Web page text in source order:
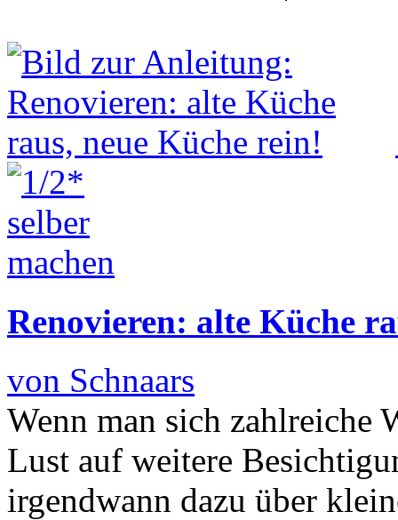
Renovieren: alte Küche
von Schnaars
Wenn man sich zahlreiche
Lust auf weitere
irgendwann dazu über